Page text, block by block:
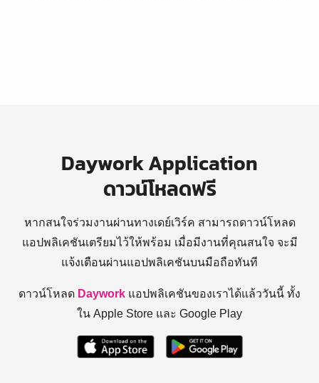
Daywork Application
ดาวน์โหลดฟรี
หากสนใจร่วมงานผ่านทางเดย์เวิร์ค สามารถดาวน์โหลด
แอปพลิเคชันเตรียมไว้ให้พร้อม เมื่อมีงานที่คุณสนใจ จะมี
แจ้งเตือนผ่านแอปพลิเคชันบนมือถือทันที
ดาวน์โหลด Daywork แอปพลิเคชันของเราได้แล้ววันนี้ ทั้ง
ใน Apple Store และ Google Play